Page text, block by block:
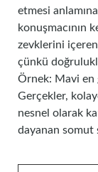
etmesi
konuşmacının
zevklerini
çünkü
Örnek: Mavi en
Gerçekler,
nesnel olarak
dayanan somut